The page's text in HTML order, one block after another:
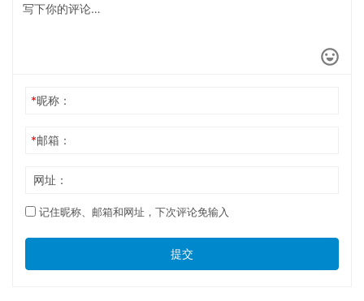
*昵称：
*邮箱：
网址：
记住昵称、邮箱和网址，下次评论免输入
提交